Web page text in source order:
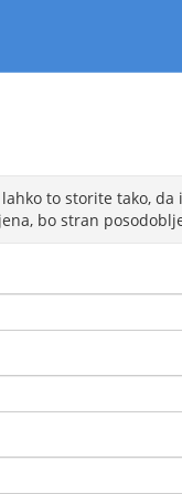
to storite tako,
bo stran